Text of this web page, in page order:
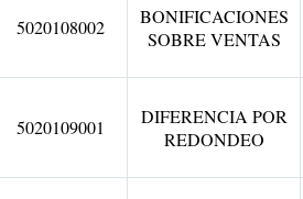
5020108002
BONIFICACIONES
SOBRE VENTAS
5020109001
DIFERENCIA POR
REDONDEO